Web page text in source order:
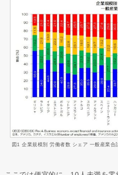
図1 企業規模別 労働者数 シェア 一般産業